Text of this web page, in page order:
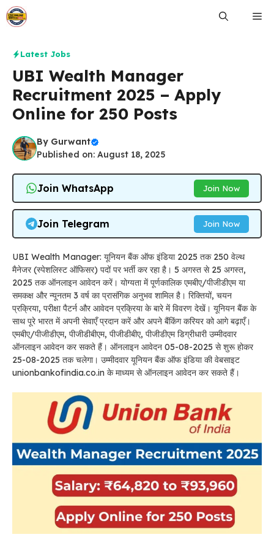
Skip
to
Latest Jobs
UBI Wealth Manager
Recruitment 2025 – Apply
Online for 250 Posts
By Gurwant
Published on: August 18, 2025
Join WhatsApp Join Now
Join Telegram Join Now
UBI Wealth Manager: यूनियन बैंक ऑफ इंडिया 2025 तक 250 वेल्थ
मैनेजर (स्पेशलिस्ट ऑफिसर) पदों पर भर्ती कर रहा है। 5 अगस्त से 25 अगस्त,
2025 तक ऑनलाइन आवेदन करें। योग्यता में पूर्णकालिक एमबीए/पीजीडीएम या
समकक्ष और न्यूनतम 3 वर्ष का प्रासंगिक अनुभव शामिल है। रिक्तियों, चयन
प्रक्रिया, परीक्षा पैटर्न और आवेदन प्रक्रिया के बारे में विवरण देखें। यूनियन बैंक के
साथ पूरे भारत में अपनी सेवाएँ प्रदान करें और अपने बैंकिंग करियर को आगे बढ़ाएँ।
एमबीए/पीजीडीएम, पीजीडीबीएम, पीजीडीबीए, पीजीडीएम डिग्रीधारी उम्मीदवार
ऑनलाइन आवेदन कर सकते हैं। ऑनलाइन आवेदन 05-08-2025 से शुरू होकर
25-08-2025 तक चलेगा। उम्मीदवार यूनियन बैंक ऑफ इंडिया की वेबसाइट
unionbankofindia.co.in के माध्यम से ऑनलाइन आवेदन कर सकते हैं।